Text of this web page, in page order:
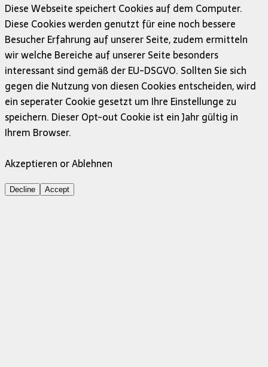
Diese Webseite speichert Cookies auf dem Computer.
Diese Cookies werden genutzt für eine noch bessere
Besucher Erfahrung auf unserer Seite, zudem ermitteln
wir welche Bereiche auf unserer Seite besonders
interessant sind gemäß der EU-DSGVO. Sollten Sie sich
gegen die Nutzung von diesen Cookies entscheiden, wird
ein seperater Cookie gesetzt um Ihre Einstellunge zu
speichern. Dieser Opt-out Cookie ist ein Jahr gültig in
Ihrem Browser.
Akzeptieren or Ablehnen
Decline Accept